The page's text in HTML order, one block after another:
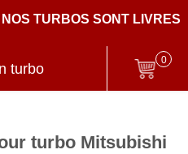
SONT LIVRES
turbo
0
turbo Mitsubishi